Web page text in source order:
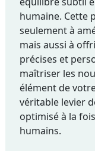
humaine. Cette
seulement à
mais aussi à
précises et
maîtriser les
élément de
véritable levier
optimisé à la
humains.